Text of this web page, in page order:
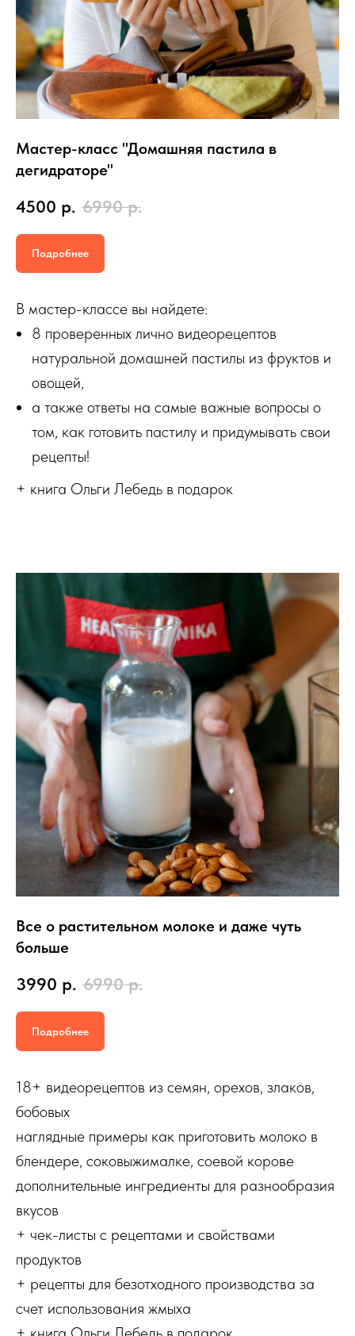
Мастер-класс "Домашняя пастила в
дегидраторе"
4500 р. 6990 р.
Подробнее
В мастер-классе вы найдете:
8 проверенных лично видеорецептов
натуральной домашней пастилы из фруктов и
овощей,
а также ответы на самые важные вопросы о
том, как готовить пастилу и придумывать свои
рецепты!
+ книга Ольги Лебедь в подарок
Все о растительном молоке и даже чуть
больше
3990 р. 6990 р.
Подробнее
18+ видеорецептов из семян, орехов, злаков,
бобовых
наглядные примеры как приготовить молоко в
блендере, соковыжималке, соевой корове
дополнительные ингредиенты для разнообразия
вкусов
+ чек-листы с рецептами и свойствами
продуктов
+ рецепты для безотходного производства за
счет использования жмыха